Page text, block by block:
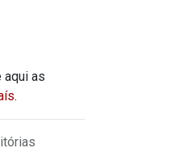
as
.